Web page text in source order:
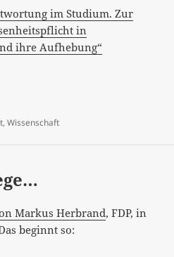
im Studium. Zur
in
ihre Aufhebung“
, Wissenschaft
Markus Herbrand, FDP, in
beginnt so: